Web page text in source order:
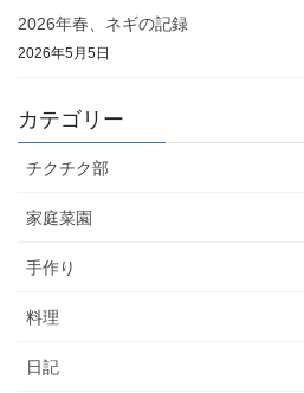
2026年春、ネギの記録
2026年5月5日
カテゴリー
チクチク部
家庭菜園
手作り
料理
日記